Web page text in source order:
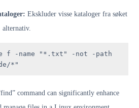
Ekskluder visse kataloger fra søket
f -name "*.txt" -not -path
*"
command can significantly enhance